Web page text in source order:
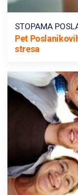
STOPAMA
Pet
stresa